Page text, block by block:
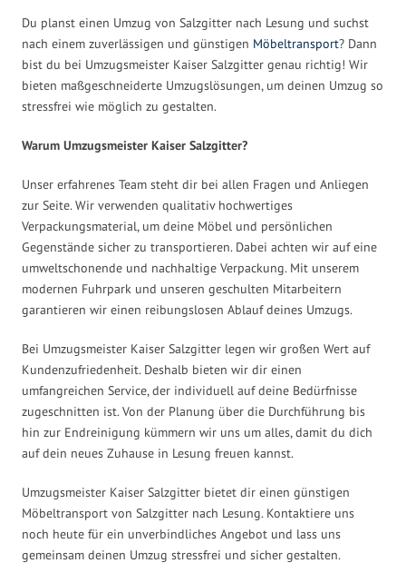
Du planst einen Umzug von Salzgitter nach Lesung und suchst
nach einem zuverlässigen und günstigen Möbeltransport? Dann
bist du bei Umzugsmeister Kaiser Salzgitter genau richtig! Wir
bieten maßgeschneiderte Umzugslösungen, um deinen Umzug so
stressfrei wie möglich zu gestalten.
Warum Umzugsmeister Kaiser Salzgitter?
Unser erfahrenes Team steht dir bei allen Fragen und Anliegen
zur Seite. Wir verwenden qualitativ hochwertiges
Verpackungsmaterial, um deine Möbel und persönlichen
Gegenstände sicher zu transportieren. Dabei achten wir auf eine
umweltschonende und nachhaltige Verpackung. Mit unserem
modernen Fuhrpark und unseren geschulten Mitarbeitern
garantieren wir einen reibungslosen Ablauf deines Umzugs.
Bei Umzugsmeister Kaiser Salzgitter legen wir großen Wert auf
Kundenzufriedenheit. Deshalb bieten wir dir einen
umfangreichen Service, der individuell auf deine Bedürfnisse
zugeschnitten ist. Von der Planung über die Durchführung bis
hin zur Endreinigung kümmern wir uns um alles, damit du dich
auf dein neues Zuhause in Lesung freuen kannst.
Umzugsmeister Kaiser Salzgitter bietet dir einen günstigen
Möbeltransport von Salzgitter nach Lesung. Kontaktiere uns
noch heute für ein unverbindliches Angebot und lass uns
gemeinsam deinen Umzug stressfrei und sicher gestalten.